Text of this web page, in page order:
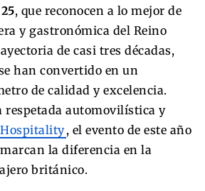
, que reconocen a lo mejor de
y gastronómica del Reino
de casi tres décadas,
han convertido en un
de calidad y excelencia.
respetada automovilística y
, el evento de este año
la diferencia en la
británico.